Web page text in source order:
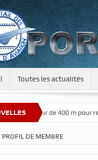
Toutes les actualités
Une tour de 400 m pour
PROFIL DE MEMBRE